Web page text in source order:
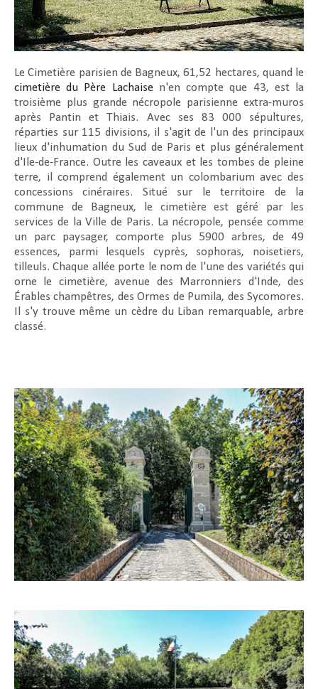
Le Cimetière parisien de Bagneux, 61,52 hectares, quand le
cimetière du Père Lachaisen'en compte que 43, est la
troisième plus grande nécropole parisienne extra-muros
après Pantin et Thiais. Avec ses 83 000 sépultures,
réparties sur 115 divisions, il s'agit de l'un des principaux
lieux d'inhumation du Sud de Paris et plus généralement
d'Ile-de-France. Outre les caveaux et les tombes de pleine
terre, il comprend également un colombarium avec des
concessions cinéraires. Situé sur le territoire de la
commune de Bagneux, le cimetière est géré par les
services de la Ville de Paris. La nécropole, pensée comme
un parc paysager, comporte plus 5900 arbres, de 49
essences, parmi lesquels cyprès, sophoras, noisetiers,
tilleuls. Chaque allée porte le nom de l'une des variétés qui
orne le cimetière, avenue des Marronniers d'Inde, des
Érables champêtres, des Ormes de Pumila, des Sycomores.
Il s'y trouve même un cèdre du Liban remarquable, arbre
classé.